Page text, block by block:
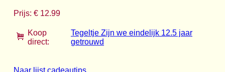
Prijs: € 12.99
Koop
direct:
Tegeltje Zijn we eindelijk 12.5 jaar
getrouwd
Naar lijst cadeautips